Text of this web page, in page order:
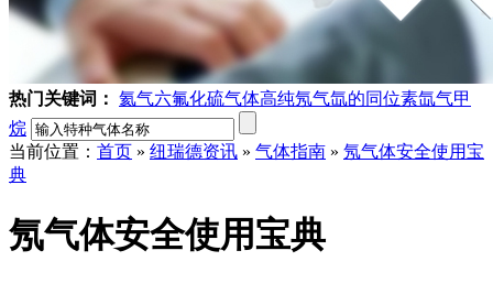
热门关键词： 氦气六氟化硫气体高纯氖气氙的同位素氙气甲
烷
当前位置： 首页 » 纽瑞德资讯 » 气体指南 » 氖气体安全使用宝
典
氖气体安全使用宝典